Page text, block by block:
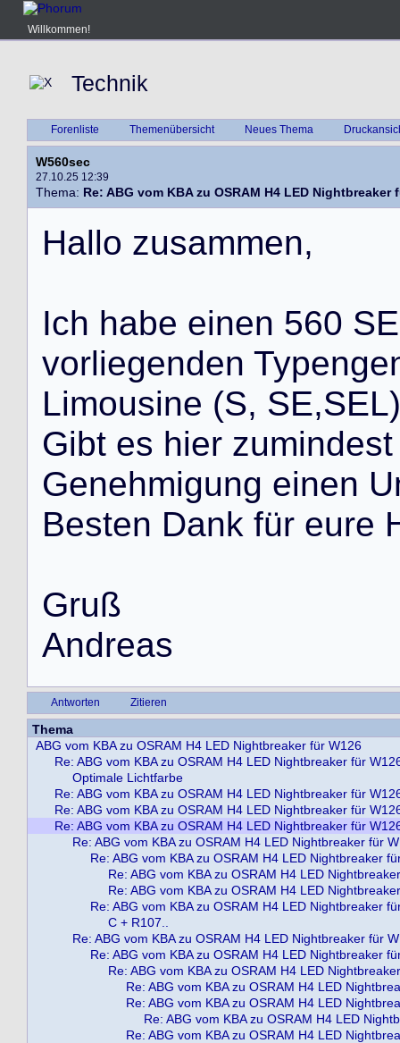
Willkommen!
Technik
Forenliste Themenübersicht Neues Thema
W560sec
27.10.25 12:39
Thema: Re: ABG vom KBA zu OSRAM H4 LED Nightbreaker
Hallo zusammen,
Ich habe einen 560 SE
vorliegenden Typenge
Limousine (S, SE,SEL)
Gibt es hier zumindest
Genehmigung einen U
Besten Dank für eure
Gruß
Andreas
Antworten Zitieren
Thema
ABG vom KBA zu OSRAM H4 LED Nightbreaker für W126
Re: ABG vom KBA zu OSRAM H4 LED Nightbreaker für
Optimale Lichtfarbe
Re: ABG vom KBA zu OSRAM H4 LED Nightbreaker für
Re: ABG vom KBA zu OSRAM H4 LED Nightbreaker für
Re: ABG vom KBA zu OSRAM H4 LED Nightbreaker für
Re: ABG vom KBA zu OSRAM H4 LED Nightbreaker für
Re: ABG vom KBA zu OSRAM H4 LED Nightbreaker
Re: ABG vom KBA zu OSRAM H4 LED
Re: ABG vom KBA zu OSRAM H4 LED
Re: ABG vom KBA zu OSRAM H4 LED Nightbreaker
C + R107..
Re: ABG vom KBA zu OSRAM H4 LED Nightbreaker für
Re: ABG vom KBA zu OSRAM H4 LED Nightbreaker
Re: ABG vom KBA zu OSRAM H4 LED
Re: ABG vom KBA zu OSRAM H4 LED
Re: ABG vom KBA zu OSRAM H4 LED
Re: ABG vom KBA zu OSRAM H4 LED
Re: ABG vom KBA zu OSRAM H4 LED